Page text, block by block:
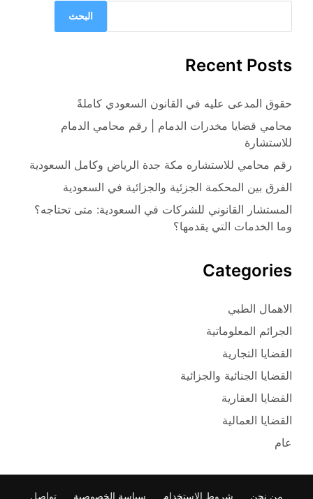
البحث
Recent Posts
حقوق المدعى عليه في القانون السعودي كاملةً
محامي قضايا مخدرات الدمام | رقم محامي الدمام
للاستشارة
رقم محامي للاستشاره مكة جدة الرياض وكامل السعودية
الفرق بين المحكمة الجزئية والجزائية في السعودية
المستشار القانوني للشركات في السعودية: متى تحتاجه؟
وما الخدمات التي يقدمها؟
Categories
الاهمال الطبي
الجرائم المعلوماتية
القضايا التجارية
القضايا الجنائية والجزائية
القضايا العقارية
القضايا العمالية
عام
من نحن شروط الاستخدام سياسة الخصوصية تواصل